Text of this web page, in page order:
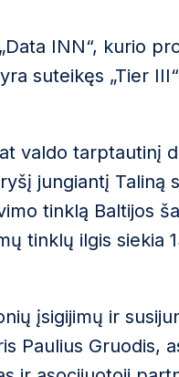
INN“, kurio
suteikęs „Tier
valdo tarptautinį
jungiantį Taliną
tinklą Baltijos
tinklų ilgis siekia
įsigijimų ir
Paulius Gruodis,